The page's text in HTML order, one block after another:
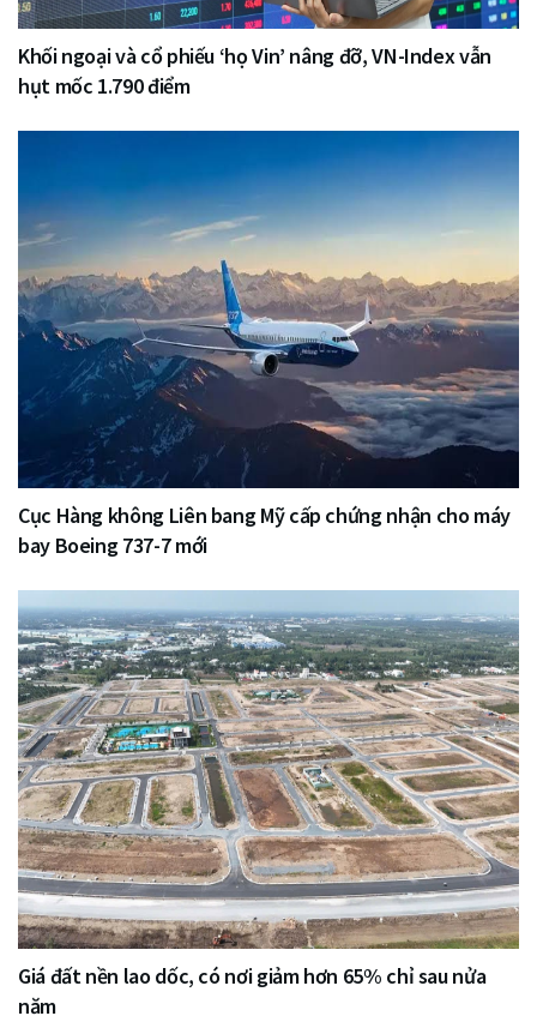
Khối ngoại và cổ phiếu ‘họ Vin’ nâng đỡ, VN-Index vẫn
hụt mốc 1.790 điểm
Cục Hàng không Liên bang Mỹ cấp chứng nhận cho máy
bay Boeing 737-7 mới
Giá đất nền lao dốc, có nơi giảm hơn 65% chỉ sau nửa
năm